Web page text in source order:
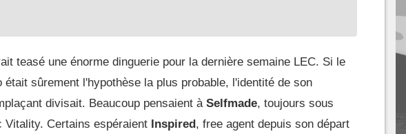
teasé une énorme dinguerie pour la dernière semaine LEC. Si le
était sûrement l'hypothèse la plus probable, l'identité de son
divisait. Beaucoup pensaient à Selfmade, toujours sous
Vitality. Certains espéraient Inspired, free agent depuis son départ